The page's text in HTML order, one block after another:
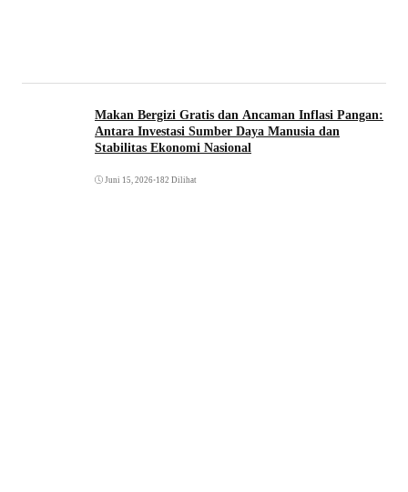
Makan Bergizi Gratis dan Ancaman Inflasi Pangan:
Antara Investasi Sumber Daya Manusia dan
Stabilitas Ekonomi Nasional
Juni 15, 2026•182 Dilihat